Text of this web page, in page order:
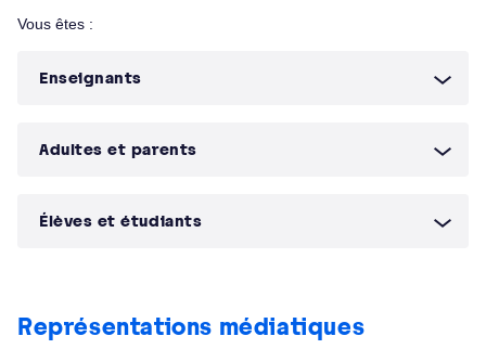
Vous êtes :
Enseignants
Adultes et parents
Élèves et étudiants
Représentations médiatiques